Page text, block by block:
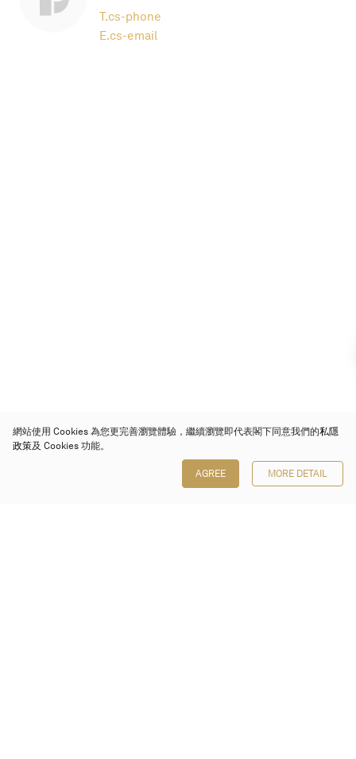
T.cs-phone
E.cs-email
網站使用 Cookies 為您更完善瀏覽體驗，繼續瀏覽即代表閣下同意我們的私隱
政策及 Cookies 功能。
AGREE MORE DETAIL